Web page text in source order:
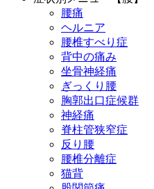
腰痛
ヘルニア
腰椎すべり症
背中の痛み
坐骨神経痛
ぎっくり腰
胸郭出口症候群
神経痛
脊柱管狭窄症
反り腰
腰椎分離症
猫背